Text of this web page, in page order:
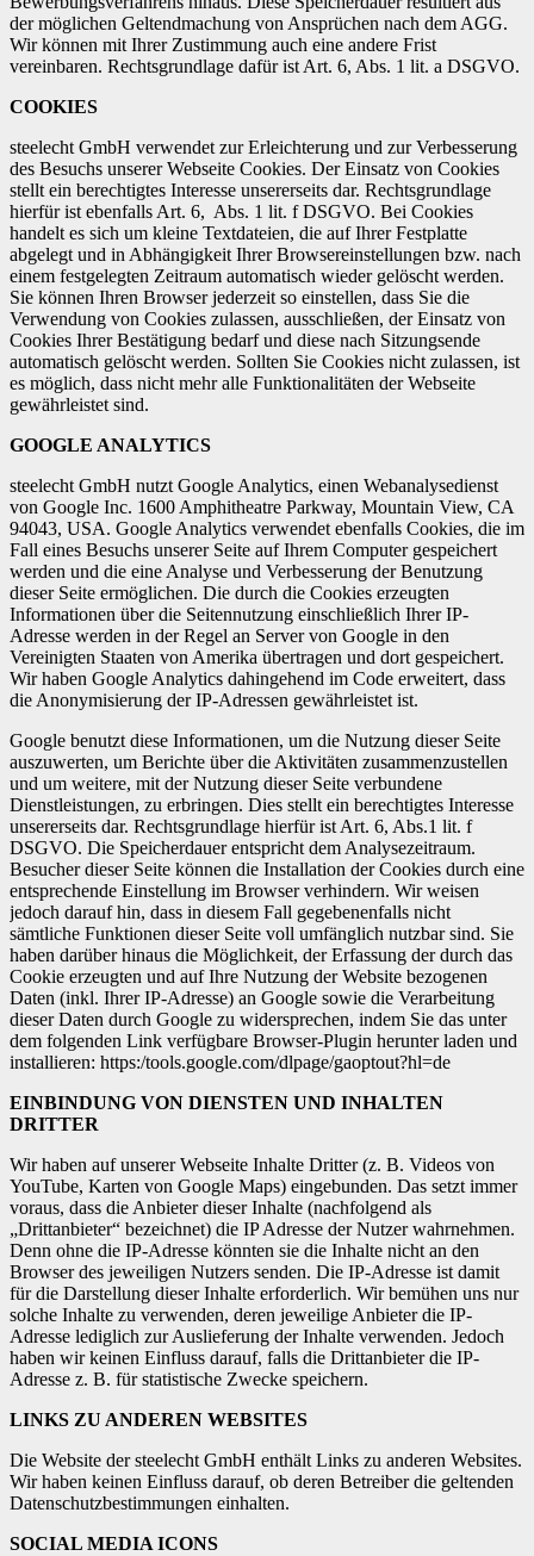
der möglichen Geltendmachung von Ansprüchen nach dem AGG.
Wir können mit Ihrer Zustimmung auch eine andere Frist
vereinbaren. Rechtsgrundlage dafür ist Art. 6, Abs. 1 lit. a DSGVO.
COOKIES
steelecht GmbH verwendet zur Erleichterung und zur Verbesserung
des Besuchs unserer Webseite Cookies. Der Einsatz von Cookies
stellt ein berechtigtes Interesse unsererseits dar. Rechtsgrundlage
hierfür ist ebenfalls Art. 6, Abs. 1 lit. f DSGVO. Bei Cookies
handelt es sich um kleine Textdateien, die auf Ihrer Festplatte
abgelegt und in Abhängigkeit Ihrer Browsereinstellungen bzw. nach
einem festgelegten Zeitraum automatisch wieder gelöscht werden.
Sie können Ihren Browser jederzeit so einstellen, dass Sie die
Verwendung von Cookies zulassen, ausschließen, der Einsatz von
Cookies Ihrer Bestätigung bedarf und diese nach Sitzungsende
automatisch gelöscht werden. Sollten Sie Cookies nicht zulassen, ist
es möglich, dass nicht mehr alle Funktionalitäten der Webseite
gewährleistet sind.
GOOGLE ANALYTICS
steelecht GmbH nutzt Google Analytics, einen Webanalysedienst
von Google Inc. 1600 Amphitheatre Parkway, Mountain View, CA
94043, USA. Google Analytics verwendet ebenfalls Cookies, die im
Fall eines Besuchs unserer Seite auf Ihrem Computer gespeichert
werden und die eine Analyse und Verbesserung der Benutzung
dieser Seite ermöglichen. Die durch die Cookies erzeugten
Informationen über die Seitennutzung einschließlich Ihrer IP-
Adresse werden in der Regel an Server von Google in den
Vereinigten Staaten von Amerika übertragen und dort gespeichert.
Wir haben Google Analytics dahingehend im Code erweitert, dass
die Anonymisierung der IP-Adressen gewährleistet ist.
Google benutzt diese Informationen, um die Nutzung dieser Seite
auszuwerten, um Berichte über die Aktivitäten zusammenzustellen
und um weitere, mit der Nutzung dieser Seite verbundene
Dienstleistungen, zu erbringen. Dies stellt ein berechtigtes Interesse
unsererseits dar. Rechtsgrundlage hierfür ist Art. 6, Abs.1 lit. f
DSGVO. Die Speicherdauer entspricht dem Analysezeitraum.
Besucher dieser Seite können die Installation der Cookies durch eine
entsprechende Einstellung im Browser verhindern. Wir weisen
jedoch darauf hin, dass in diesem Fall gegebenenfalls nicht
sämtliche Funktionen dieser Seite voll umfänglich nutzbar sind. Sie
haben darüber hinaus die Möglichkeit, der Erfassung der durch das
Cookie erzeugten und auf Ihre Nutzung der Website bezogenen
Daten (inkl. Ihrer IP-Adresse) an Google sowie die Verarbeitung
dieser Daten durch Google zu widersprechen, indem Sie das unter
dem folgenden Link verfügbare Browser-Plugin herunter laden und
installieren: https:/tools.google.com/dlpage/gaoptout?hl=de
EINBINDUNG VON DIENSTEN UND INHALTEN
DRITTER
Wir haben auf unserer Webseite Inhalte Dritter (z. B. Videos von
YouTube, Karten von Google Maps) eingebunden. Das setzt immer
voraus, dass die Anbieter dieser Inhalte (nachfolgend als
„Drittanbieter“ bezeichnet) die IP Adresse der Nutzer wahrnehmen.
Denn ohne die IP-Adresse könnten sie die Inhalte nicht an den
Browser des jeweiligen Nutzers senden. Die IP-Adresse ist damit
für die Darstellung dieser Inhalte erforderlich. Wir bemühen uns nur
solche Inhalte zu verwenden, deren jeweilige Anbieter die IP-
Adresse lediglich zur Auslieferung der Inhalte verwenden. Jedoch
haben wir keinen Einfluss darauf, falls die Drittanbieter die IP-
Adresse z. B. für statistische Zwecke speichern.
LINKS ZU ANDEREN WEBSITES
Die Website der steelecht GmbH enthält Links zu anderen Websites.
Wir haben keinen Einfluss darauf, ob deren Betreiber die geltenden
Datenschutzbestimmungen einhalten.
SOCIAL MEDIA ICONS